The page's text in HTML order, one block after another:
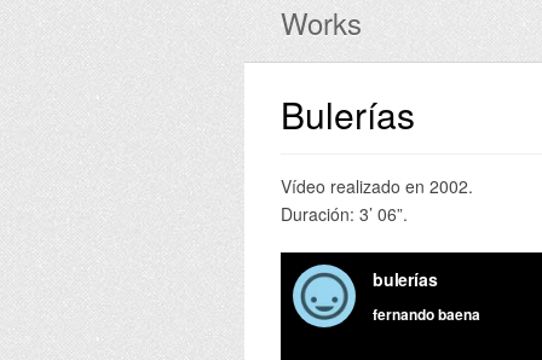
Works
Bulerías
Vídeo realizado en 2002.
Duración: 3’ 06”.